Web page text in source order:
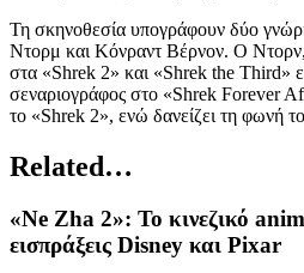
Τη σκηνοθεσία υπογράφουν δύο
Ντορμ και Κόνραντ Βέρνον. Ο Ντορν,
στα «Shrek 2» και «Shrek the Third»
σεναριογράφος στο «Shrek Forever
το «Shrek 2», ενώ δανείζει τη φωνή
Related…
«Ne Zha 2»: Το κινεζικό
εισπράξεις Disney και Pixar